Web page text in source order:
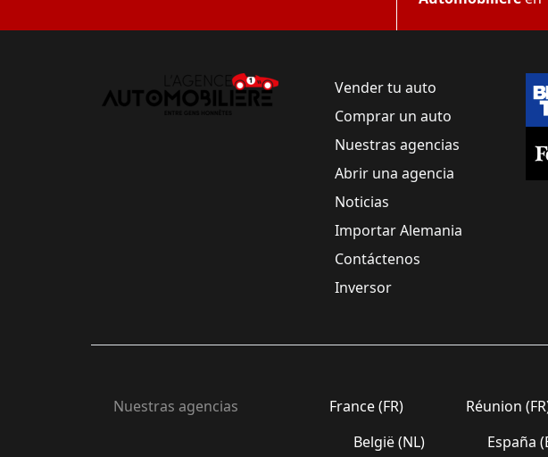
Vender tu auto
Comprar un auto
Nuestras agencias
Abrir una agencia
Noticias
Importar Alemania
Contáctenos
Inversor
Nuestras agencias France (FR) Réunion
België (NL)
España